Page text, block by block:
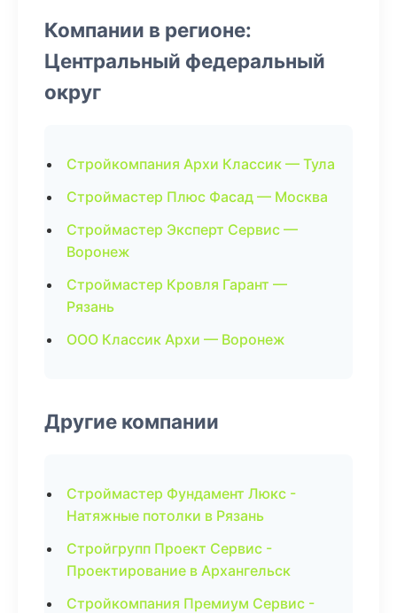
Компании в регионе:
Центральный федеральный
округ
Стройкомпания Архи Классик — Тула
Строймастер Плюс Фасад — Москва
Строймастер Эксперт Сервис —
Воронеж
Строймастер Кровля Гарант —
Рязань
ООО Классик Архи — Воронеж
Другие компании
Строймастер Фундамент Люкс -
Натяжные потолки в Рязань
Стройгрупп Проект Сервис -
Проектирование в Архангельск
Стройкомпания Премиум Сервис -